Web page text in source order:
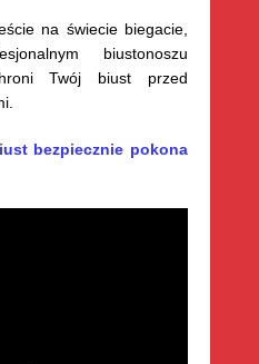
na świecie biegacie,
biustonoszu
Twój biust przed
bezpiecznie pokona